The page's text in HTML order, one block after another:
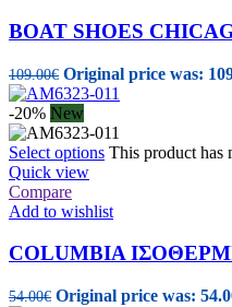
BOAT SHOES
109.00€ Original price was:
-20% New
Select options This product has
Quick view
Compare
Add to wishlist
COLUMBIA
54.00€ Original price was: